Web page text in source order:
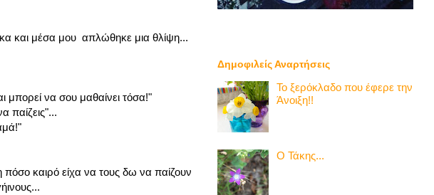
και μέσα μου απλώθηκε μια θλίψη...
μπορεί να σου μαθαίνει τόσα!"
παίζεις"...
καιρό είχα να τους δω να παίζουν
Δημοφιλείς Αναρτήσεις
Το ξερόκλαδο που έφερε την
Άνοιξη!!
Ο Τάκης...